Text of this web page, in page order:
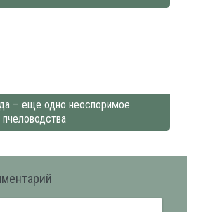
– еще одно неоспоримое